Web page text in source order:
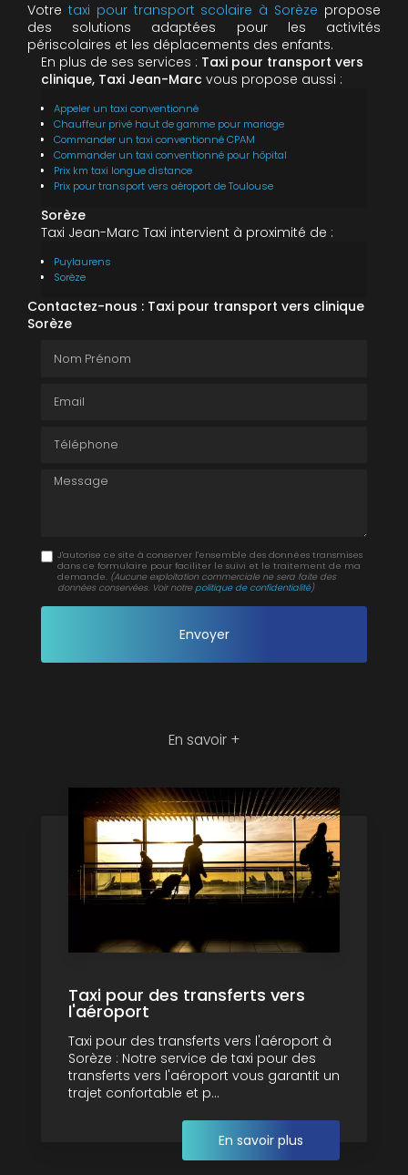
Votre taxi pour transport scolaire à Sorèze propose
des solutions adaptées pour les activités
périscolaires et les déplacements des enfants.
En plus de ses services : Taxi pour transport vers
clinique, Taxi Jean-Marc vous propose aussi :
Appeler un taxi conventionné
Chauffeur privé haut de gamme pour mariage
Commander un taxi conventionné CPAM
Commander un taxi conventionné pour hôpital
Prix km taxi longue distance
Prix pour transport vers aéroport de Toulouse
Sorèze
Taxi Jean-Marc Taxi intervient à proximité de :
Puylaurens
Sorèze
Contactez-nous : Taxi pour transport vers clinique
Sorèze
Message
J'autorise ce site à conserver l'ensemble des données transmises
dans ce formulaire pour faciliter le suivi et le traitement de ma
demande. (Aucune exploitation commerciale ne sera faite des
données conservées. Voir notre politique de confidentialité)
En savoir +
Taxi pour des transferts vers
l'aéroport
Taxi pour des transferts vers l'aéroport à
Sorèze : Notre service de taxi pour des
transferts vers l'aéroport vous garantit un
trajet confortable et p...
En savoir plus